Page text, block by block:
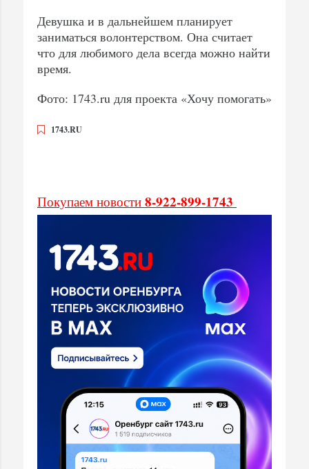
Девушка и в дальнейшем планирует
заниматься волонтерством. Она считает
что для любимого дела всегда можно найти
время.
Фото: 1743.ru для проекта «Хочу помогать»
1743.RU
Покупаем новости 8-922-899-1743